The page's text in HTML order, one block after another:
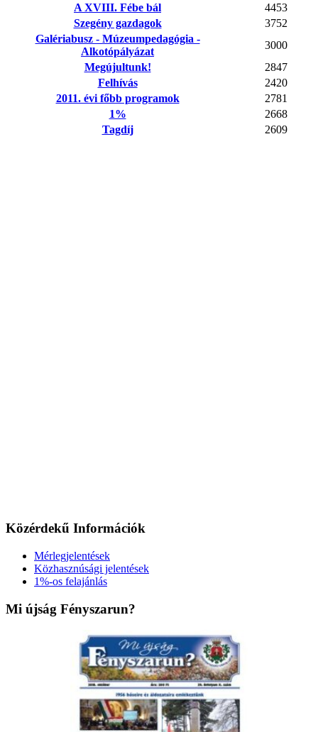
A XVIII. Fébe bál
4453
Szegény gazdagok
3752
Galériabusz - Múzeumpedagógia -
Alkotópályázat
3000
Megújultunk!
2847
Felhívás
2420
2011. évi főbb programok
2781
1%
2668
Tagdíj
2609
Közérdekű Információk
Mérlegjelentések
Közhasznúsági jelentések
1%-os felajánlás
Mi újság Fényszarun?